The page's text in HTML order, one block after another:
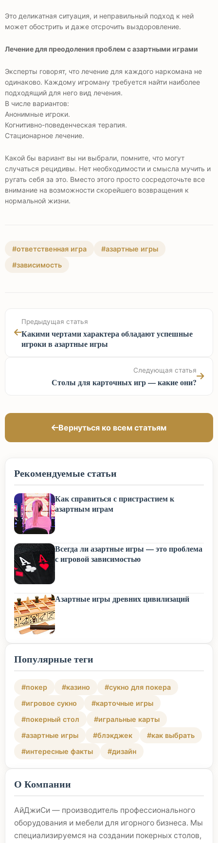
Это деликатная ситуация, и неправильный подход к ней
может обострить и даже отсрочить выздоровление.
Лечение для преодоления проблем с азартными играми
Эксперты говорят, что лечение для каждого наркомана не
одинаково. Каждому игроману требуется найти наиболее
подходящий для него вид лечения.
В числе вариантов:
Анонимные игроки.
Когнитивно-поведенческая терапия.
Стационарное лечение.
Какой бы вариант вы ни выбрали, помните, что могут
случаться рецидивы. Нет необходимости и смысла мучить и
ругать себя за это. Вместо этого просто сосредоточьте все
внимание на возможности скорейшего возвращения к
нормальной жизни.
#ответственная игра
#азартные игры
#зависимость
Предыдущая статья
Какими чертами характера обладают успешные
игроки в азартные игры
Следующая статья
Столы для карточных игр — какие они?
Вернуться ко всем статьям
Рекомендуемые статьи
Как справиться с пристрастием к
азартным играм
Всегда ли азартные игры — это проблема
с игровой зависимостью
Азартные игры древних цивилизаций
Популярные теги
#покер #казино
#сукно для покера
#игровое сукно
#карточные игры
#покерный стол
#игральные карты
#азартные игры
#блэкджек
#как выбрать
#интересные факты
#дизайн
О Компании
АйДжиСи — производитель профессионального
оборудования и мебели для игорного бизнеса. Мы
специализируемся на создании покерных столов,